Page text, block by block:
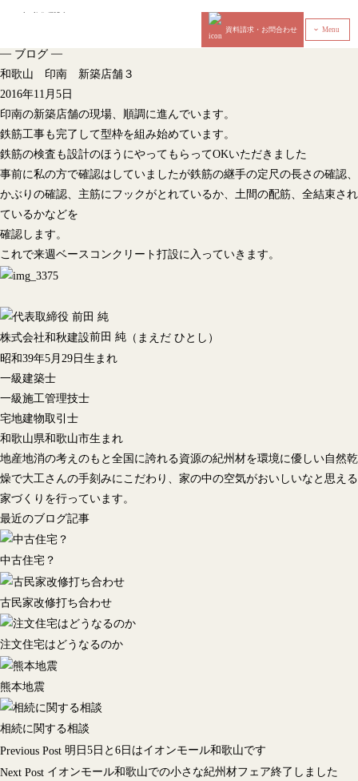
資料請求・お問合わせ ‹ Menu
— ブログ —
和歌山 印南 新築店舗３
2016年11月5日
印南の新築店舗の現場、順調に進んでいます。
鉄筋工事も完了して型枠を組み始めています。
鉄筋の検査も設計のほうにやってもらってOKいただきました
事前に私の方で確認はしていましたが鉄筋の継手の定尺の長さの確認、
かぶりの確認、主筋にフックがとれているか、土間の配筋、全結束され
ているかなどを
確認します。
これで来週ベースコンクリート打設に入っていきます。
株式会社和秋建設前田 純 （まえだ ひとし）
昭和39年5月29日生まれ
一級建築士
一級施工管理技士
宅地建物取引士
和歌山県和歌山市生まれ
地産地消の考えのもと全国に誇れる資源の紀州材を環境に優しい自然乾
燥で大工さんの手刻みにこだわり、家の中の空気がおいしいなと思える
家づくりを行っています。
最近のブログ記事
中古住宅？
古民家改修打ち合わせ
注文住宅はどうなるのか
熊本地震
相続に関する相談
投
稿
Previous Post 明日5日と6日はイオンモール和歌山です
Next Post イオンモール和歌山での小さな紀州材フェア終了しました